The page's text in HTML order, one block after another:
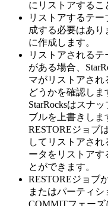
にリストアするこ
リストアするテ
成する必要はあり
に作成します。
リストアされる
がある場合、
マがリストアさ
どうかを確認しま
StarRocksはスナ
ブルを上書きしま
RESTOREジョブ
してリストアさ
ータをリストアす
とができます。
RESTOREジョブ
またはパーティ